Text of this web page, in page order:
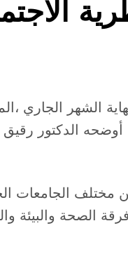
الشهر الجاري
الدكتور رقيق
الجامعات
الصحة والبيئة